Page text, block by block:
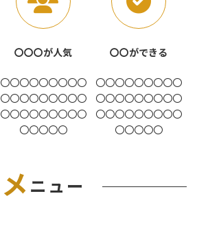
〇〇〇が人気
〇〇〇〇〇〇〇〇〇
〇〇〇〇〇〇〇〇〇
〇〇〇〇〇〇〇〇〇
〇〇〇〇〇
〇〇ができる
〇〇〇〇〇〇〇〇〇
〇〇〇〇〇〇〇〇〇
〇〇〇〇〇〇〇〇〇
〇〇〇〇〇
メ ニュー